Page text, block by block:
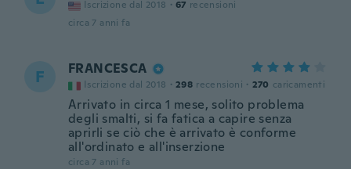
Iscrizione dal 2018 · 67 recensioni
circa 7 anni fa
F FRANCESCA
Iscrizione dal 2018 · 298 recensioni · 270 caricamenti
Arrivato in circa 1 mese, solito problema
degli smalti, si fa fatica a capire senza
aprirli se ciò che è arrivato è conforme
all'ordinato e all'inserzione
circa 7 anni fa